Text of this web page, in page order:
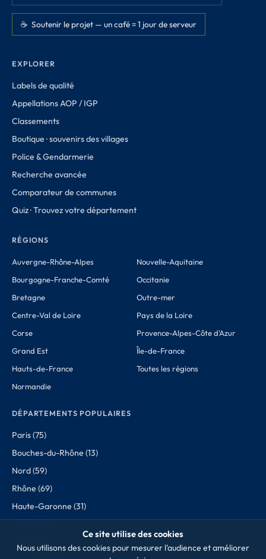
☕ Soutenir le projet — un café = 1 jour de serveur
EXPLORER
Labels de qualité
Appellations AOP / IGP
Classements
Boutique · souvenirs des villages
Police & Gendarmerie
Recherche avancée
Comparateur de communes
Quiz · Trouvez votre département
RÉGIONS
Auvergne-Rhône-Alpes
Bourgogne-Franche-Comté
Bretagne
Centre-Val de Loire
Corse
Grand Est
Hauts-de-France
Normandie
Nouvelle-Aquitaine
Occitanie
Outre-mer
Pays de la Loire
Provence-Alpes-Côte d'Azur
Île-de-France
Toutes les régions
DÉPARTEMENTS POPULAIRES
Paris (75)
Bouches-du-Rhône (13)
Nord (59)
Rhône (69)
Haute-Garonne (31)
Ce site utilise des cookies
Nous utilisons des cookies pour mesurer l'audience et améliorer